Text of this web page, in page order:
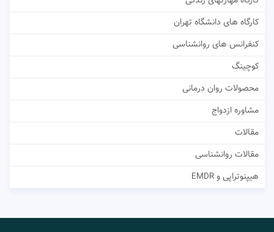
کارگاه های دانشگاه تهران
کنفرانس های روانشناسی
کوچینگ
محصولات روان درمانی
مشاوره ازدواج
مقالات
مقالات روانشناسی
هیپنوتراپی و EMDR